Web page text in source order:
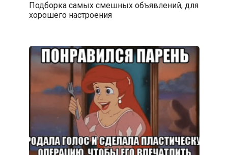
Подборка самых смешных объявлений, для
хорошего настроения